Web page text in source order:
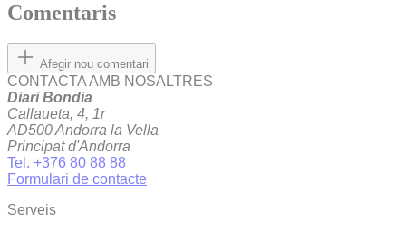
Comentaris
Afegir nou comentari
CONTACTA AMB NOSALTRES
Diari Bondia
Callaueta, 4, 1r
AD500 Andorra la Vella
Principat d'Andorra
Tel. +376 80 88 88
Formulari de contacte
Serveis